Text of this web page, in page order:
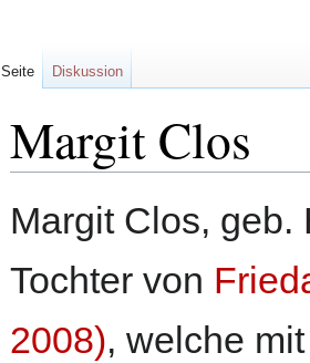
Margit Clos
Navigation
Suche
Margit Clos,
Tochter von
2008), welche
Seite Diskussion